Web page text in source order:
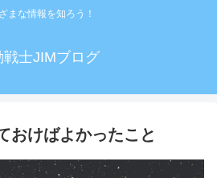
まな情報を知ろう！
戦士JIMブログ
おけばよかったこと